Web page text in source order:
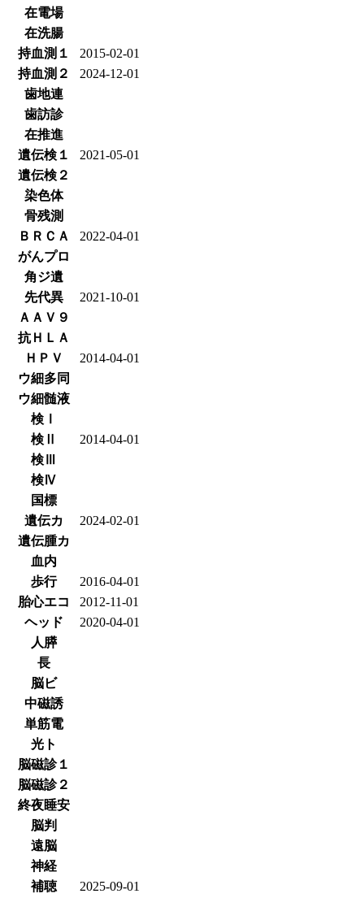
在電場
在洗腸
持血測１
2015-02-01
持血測２
2024-12-01
歯地連
歯訪診
在推進
遺伝検１
2021-05-01
遺伝検２
染色体
骨残測
ＢＲＣＡ
2022-04-01
がんプロ
角ジ遺
先代異
2021-10-01
ＡＡＶ９
抗ＨＬＡ
ＨＰＶ
2014-04-01
ウ細多同
ウ細髄液
検Ⅰ
検Ⅱ
2014-04-01
検Ⅲ
検Ⅳ
国標
遺伝カ
2024-02-01
遺伝腫カ
血内
歩行
2016-04-01
胎心エコ
2012-11-01
ヘッド
2020-04-01
人膵
長
脳ビ
中磁誘
単筋電
光ト
脳磁診１
脳磁診２
終夜睡安
脳判
遠脳
神経
補聴
2025-09-01